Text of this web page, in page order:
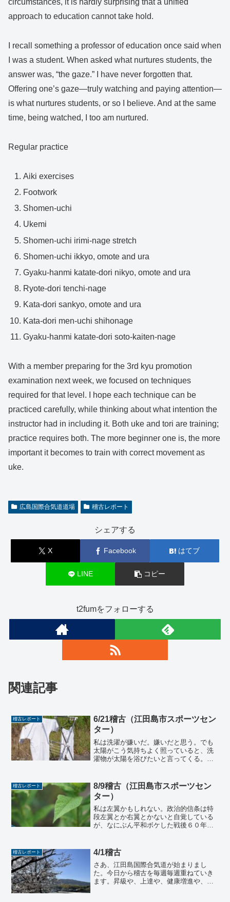
circumstances, it is hardly surprising that a unified
approach to education cannot take hold.
I recall something a professor of education once said when
I was a student. When asked what nurtures students, the
answer was, “the gaze.” I have never forgotten that.
Offering one’s gaze—truly watching and paying attention—
is what nurtures students, or so I believe. And at the same
time, being watched, I too am nurtured.
Regular practice
Aiki exercises
Footwork
Shomen-uchi
Ukemi
Shomen-uchi irimi-nage stretch
Shomen-uchi ikkyo, omote and ura
Gyaku-hanmi katate-dori nikyo, omote and ura
Ryote-dori tenchi-nage
Kata-dori sankyo, omote and ura
Kata-dori men-uchi shihonage
Gyaku-hanmi katate-dori soto-kaiten-nage
With a member preparing for the 3rd kyu promotion
examination next week, we focused on techniques
required for that level. I hope each technique can be
practiced carefully, while thinking about what intention the
instructor had in including it. Both uke and tori are training;
practice requires both. The more beginner one is, the more
important it becomes to train with correct movement as
uke.
広島国際合気道道場 稽古レポート
シェアする
X Facebook はてブ
LINE コピー
t2fumをフォローする
関連記事
稽古レポート
6/21稽古（江田島市スポーツセン
ター）
私は洗濯が嫌いだ。嫌いだと思う。でも
太陽がこう気持ちよく照っていると、洗
濯物が太陽を浴びたいと言ってくる。そ
ッチを入れるだけなのに、なんでこんな
に嫌に思うのかわからない...
稽古レポート
8/9稽古（江田島市スポーツセン
ター）
私は左翼かもしれない。政治的信条は特
段左翼とか右翼とかないと自覚している
が、なにぶん平和ボケした戦後６０年く
左往し、就職氷河期世代とも呼ばれ、な
にか守られているような、...
稽古レポート 4/1稽古
さあ、江田島国際合気道が始まりまし
た。今日から稽古を毎週毎週重ねていき
ます。昇級や、上達や、健康増進や、何